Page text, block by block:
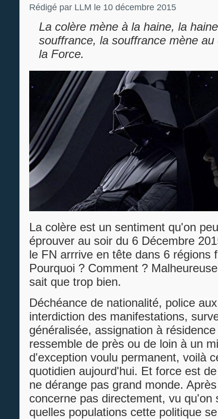
Rédigé par LLM le 10 décembre 2015
La colère mène à la haine, la
souffrance, la souffrance mène
la Force.
La colère est un sentiment qu'on
éprouver au soir du 6 Décembre
le FN arrrive en tête dans 6 régions
Pourquoi ? Comment ?
sait que trop bien.
Déchéance de nationalité, police
interdiction des manifestations,
généralisée, assignation à
ressemble de près ou de loin à un
d'exception voulu permanent, voilà
quotidien aujourd'hui. Et force est
ne dérange pas grand monde.
concerne pas directement, vu qu'on
quelles populations cette politique